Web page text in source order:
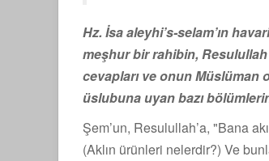
Hz. İsa aleyhi’s-selam’ın
meşhur bir rahibin,
cevapları ve onun Müslüman
üslubuna uyan bazı
Şem’un, Resulullah’a, "Bana
(Aklın ürünleri nelerdir?) Ve